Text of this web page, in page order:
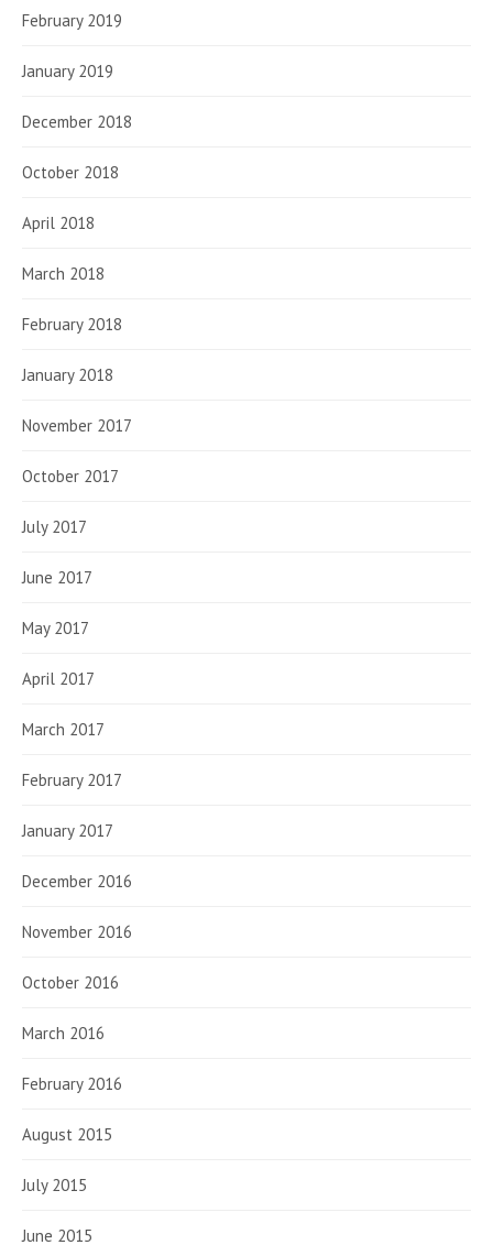
February 2019
January 2019
December 2018
October 2018
April 2018
March 2018
February 2018
January 2018
November 2017
October 2017
July 2017
June 2017
May 2017
April 2017
March 2017
February 2017
January 2017
December 2016
November 2016
October 2016
March 2016
February 2016
August 2015
July 2015
June 2015